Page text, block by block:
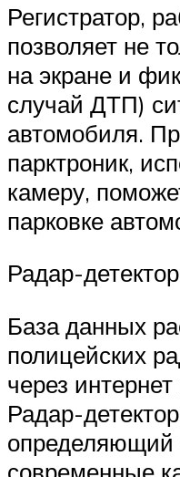
Регистратор,
позволяет не
на экране и
случай ДТП)
автомобиля.
парктроник,
камеру,
парковке
Радар-
База данных
полицейских
через
Радар-